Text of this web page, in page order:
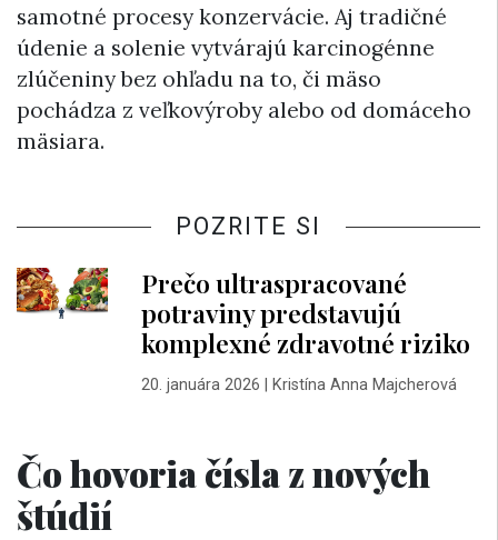
samotné procesy konzervácie. Aj tradičné
údenie a solenie vytvárajú karcinogénne
zlúčeniny bez ohľadu na to, či mäso
pochádza z veľkovýroby alebo od domáceho
mäsiara.
POZRITE SI
Prečo ultraspracované
potraviny predstavujú
komplexné zdravotné riziko
20. januára 2026 Kristína Anna Majcherová
Čo hovoria čísla z nových
štúdií